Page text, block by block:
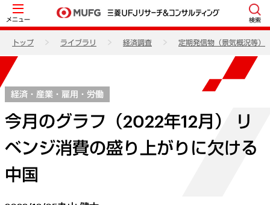
メニュー 検索
トップ ライブラリ 経済調査 定期発信物（景気概況等）
経済・産業・雇用・労働
今月のグラフ（2022年12月） リ
ベンジ消費の盛り上がりに欠ける
中国